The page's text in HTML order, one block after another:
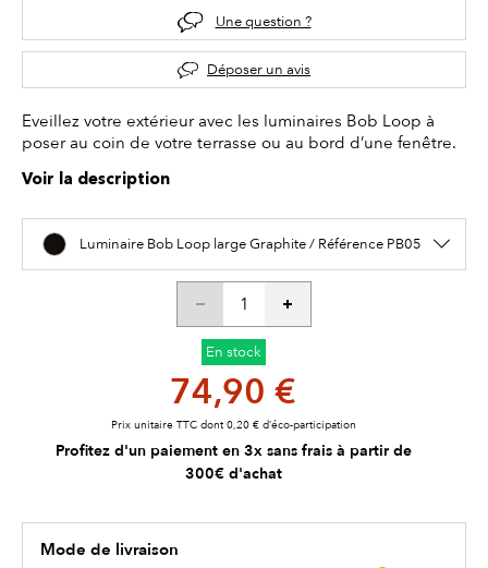
Une question ?
Déposer un avis
Eveillez votre extérieur avec les luminaires Bob Loop à
poser au coin de votre terrasse ou au bord d’une fenêtre.
Voir la description
Luminaire Bob Loop large Graphite / Référence PB05
En stock
74,90 €
Prix unitaire TTC dont 0,20 € d’éco-participation
Profitez d'un paiement en 3x sans frais à partir de
300€ d'achat
Mode de livraison